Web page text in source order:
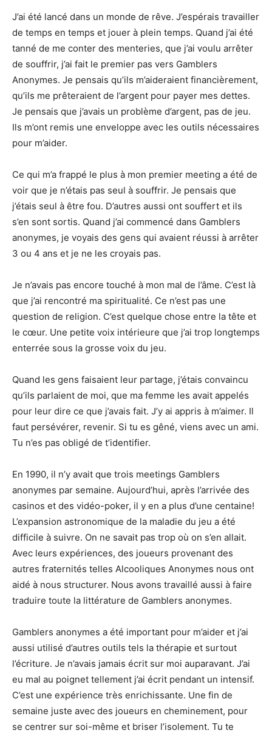
J’ai été lancé dans un monde de rêve. J’espérais travailler
de temps en temps et jouer à plein temps. Quand j’ai été
tanné de me conter des menteries, que j’ai voulu arrêter
de souffrir, j’ai fait le premier pas vers Gamblers
Anonymes. Je pensais qu’ils m’aideraient financièrement,
qu’ils me prêteraient de l’argent pour payer mes dettes.
Je pensais que j’avais un problème d’argent, pas de jeu.
Ils m’ont remis une enveloppe avec les outils nécessaires
pour m’aider.
Ce qui m’a frappé le plus à mon premier meeting a été de
voir que je n’étais pas seul à souffrir. Je pensais que
j’étais seul à être fou. D’autres aussi ont souffert et ils
s’en sont sortis. Quand j’ai commencé dans Gamblers
anonymes, je voyais des gens qui avaient réussi à arrêter
3 ou 4 ans et je ne les croyais pas.
Je n’avais pas encore touché à mon mal de l’âme. C’est là
que j’ai rencontré ma spiritualité. Ce n’est pas une
question de religion. C’est quelque chose entre la tête et
le cœur. Une petite voix intérieure que j’ai trop longtemps
enterrée sous la grosse voix du jeu.
Quand les gens faisaient leur partage, j’étais convaincu
qu’ils parlaient de moi, que ma femme les avait appelés
pour leur dire ce que j’avais fait. J’y ai appris à m’aimer. Il
faut persévérer, revenir. Si tu es gêné, viens avec un ami.
Tu n’es pas obligé de t’identifier.
En 1990, il n’y avait que trois meetings Gamblers
anonymes par semaine. Aujourd’hui, après l’arrivée des
casinos et des vidéo-poker, il y en a plus d’une centaine!
L’expansion astronomique de la maladie du jeu a été
difficile à suivre. On ne savait pas trop où on s’en allait.
Avec leurs expériences, des joueurs provenant des
autres fraternités telles Alcooliques Anonymes nous ont
aidé à nous structurer. Nous avons travaillé aussi à faire
traduire toute la littérature de Gamblers anonymes.
Gamblers anonymes a été important pour m’aider et j’ai
aussi utilisé d’autres outils tels la thérapie et surtout
l’écriture. Je n’avais jamais écrit sur moi auparavant. J’ai
eu mal au poignet tellement j’ai écrit pendant un intensif.
C’est une expérience très enrichissante. Une fin de
semaine juste avec des joueurs en cheminement, pour
se centrer sur soi-même et briser l’isolement. Tu te